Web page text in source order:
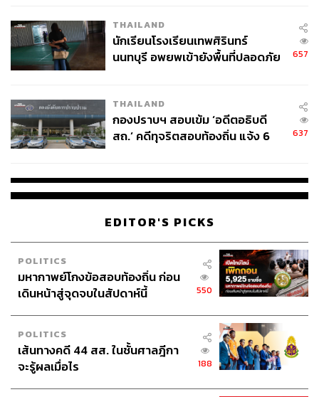
จ่ายหนี้-แอบระบุแบรนด์
THAILAND
นักเรียนโรงเรียนเทพศิรินทร์
นนทบุรี อพยพเข้ายังพื้นที่ปลอดภัย
657
THAILAND
กองปราบฯ สอบเข้ม ‘อดีตอธิบดี
สถ.’ คดีทุจริตสอบท้องถิ่น แจ้ง 6
637
EDITOR'S PICKS
POLITICS
มหากาพย์โกงข้อสอบท้องถิ่น ก่อน
เดินหน้าสู่จุดจบในสัปดาห์นี้
550
POLITICS
เส้นทางคดี 44 สส. ในชั้นศาลฎีกา
จะรู้ผลเมื่อไร
188